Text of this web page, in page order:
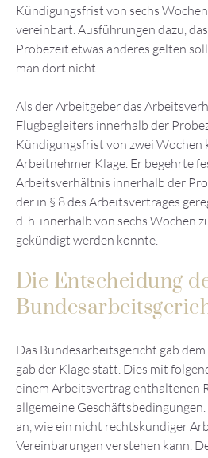
Kündigungsfrist von sechs
vereinbart. Ausführungen dazu,
Probezeit etwas anderes gelten
man dort nicht.
Als der Arbeitgeber das
Flugbegleiters innerhalb der
Kündigungsfrist von zwei Wochen
Arbeitnehmer Klage. Er begehrte
Arbeitsverhältnis innerhalb der
der in § 8 des Arbeitsvertrages
d. h. innerhalb von sechs Wochen
gekündigt werden konnte.
Die Entscheidung
Das Bundesarbeitsgericht gab
gab der Klage statt. Dies mit
einem Arbeitsvertrag enthaltenen
allgemeine
an, wie ein nicht rechtskundiger
Vereinbarungen verstehen kann.